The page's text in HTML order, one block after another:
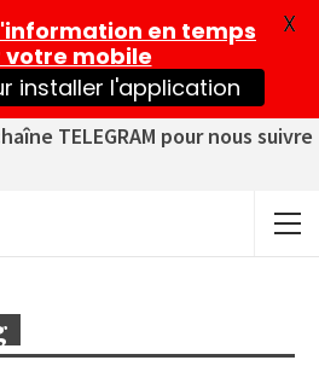
TELEGRAM pour nous suivre
en temps
votre mobile
installer l'application
X